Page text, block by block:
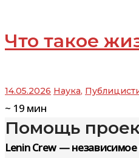
Что такое
14.05.2026 Наука,
~ 19 мин
Помощь
Lenin Crew —